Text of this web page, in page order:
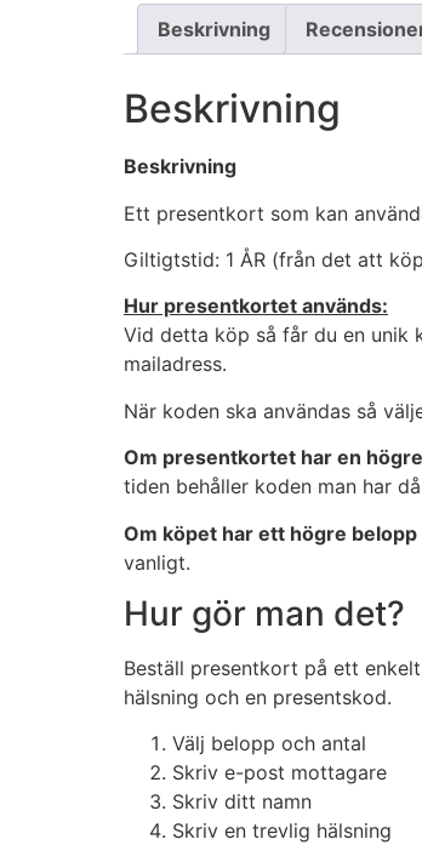
Beskrivning
Beskrivning
Beskrivning
Ett presentkort som kan
Giltigtstid: 1 ÅR (från det att
Hur presentkortet används:
Vid detta köp så får du en unik
mailadress.
När koden ska användas så
Om presentkortet har en
tiden behåller koden man har
Om köpet har ett högre
vanligt.
Hur gör man det?
Beställ presentkort på ett
hälsning och en presentskod.
Välj belopp och antal
Skriv e-post mottagare
Skriv ditt namn
Skriv en trevlig hälsning